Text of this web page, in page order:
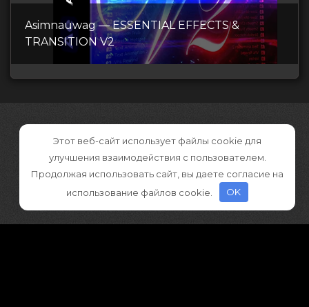
Asimnauwag — ESSENTIAL EFFECTS &
TRANSITION V2
Этот веб-сайт использует файлы cookie для
улучшения взаимодействия с пользователем.
Продолжая использовать сайт, вы даете согласие на
использование файлов cookie.
OK